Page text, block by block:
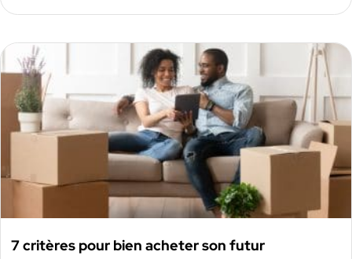
7 critères pour bien acheter son futur